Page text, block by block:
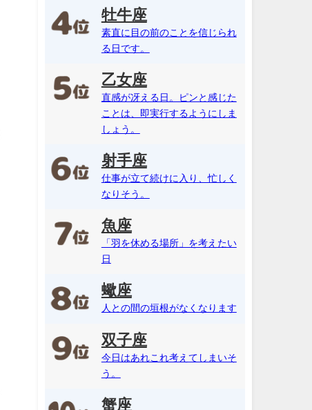
牡牛座
素直に目の前のことを信じられ
る日です。
乙女座
直感が冴える日。ピンと感じた
ことは、即実行するようにしま
しょう。
射手座
仕事が立て続けに入り、忙しく
なりそう。
魚座
「羽を休める場所」を考えたい
日
蠍座
人との間の垣根がなくなります
双子座
今日はあれこれ考えてしまいそ
う。
蟹座